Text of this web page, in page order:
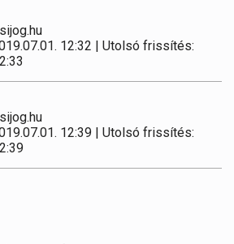
12:32 | Utolsó frissítés:
12:39 | Utolsó frissítés: